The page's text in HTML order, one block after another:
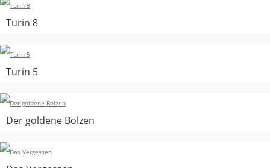
Turin 8
Turin 5
Der goldene Bolzen